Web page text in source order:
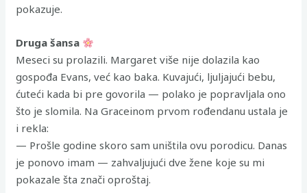
pokazuje.
Druga šansa
Meseci su prolazili. Margaret više nije dolazila kao
gospođa Evans, već kao baka. Kuvajući, ljuljajući bebu,
ćuteći kada bi pre govorila — polako je popravljala ono
što je slomila. Na Graceinom prvom rođendanu ustala je
i rekla:
— Prošle godine skoro sam uništila ovu porodicu. Danas
je ponovo imam — zahvaljujući dve žene koje su mi
pokazale šta znači oproštaj.